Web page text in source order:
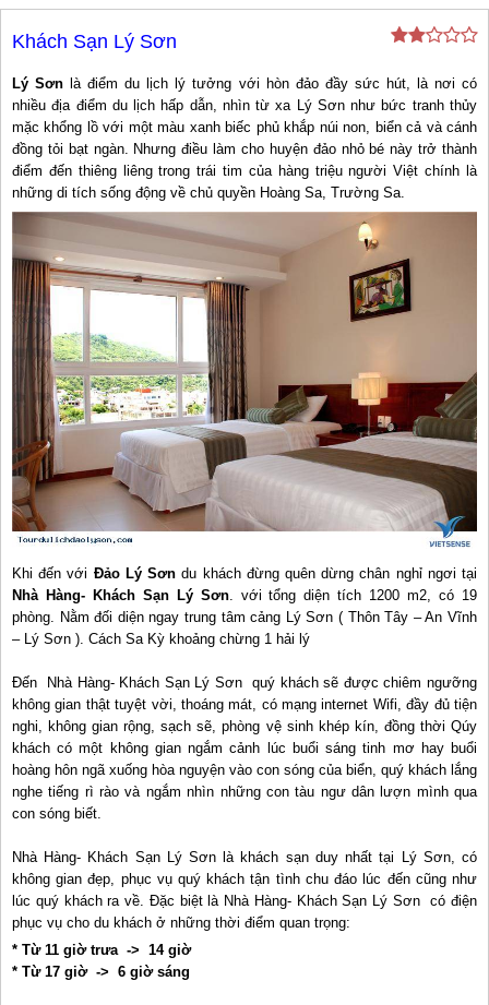
Khách Sạn Lý Sơn
Lý Sơn là điểm du lịch lý tưởng với hòn đảo đầy sức hút, là nơi có
nhiều địa điểm du lịch hấp dẫn, nhìn từ xa Lý Sơn như bức tranh thủy
mặc khổng lồ với một màu xanh biếc phủ khắp núi non, biển cả và cánh
đồng tỏi bạt ngàn. Nhưng điều làm cho huyện đảo nhỏ bé này trở thành
điểm đến thiêng liêng trong trái tim của hàng triệu người Việt chính là
những di tích sống động về chủ quyền Hoàng Sa, Trường Sa.
Khi đến với Đảo Lý Sơn du khách đừng quên dừng chân nghỉ ngơi tại
Nhà Hàng- Khách Sạn Lý Sơn. với tổng diện tích 1200 m2, có 19
phòng. Nằm đối diện ngay trung tâm cảng Lý Sơn ( Thôn Tây – An Vĩnh
– Lý Sơn ). Cách Sa Kỳ khoảng chừng 1 hải lý
Đến Nhà Hàng- Khách Sạn Lý Sơn quý khách sẽ được chiêm ngưỡng
không gian thật tuyệt vời, thoáng mát, có mạng internet Wifi, đầy đủ tiện
nghi, không gian rộng, sạch sẽ, phòng vệ sinh khép kín, đồng thời Qúy
khách có một không gian ngắm cảnh lúc buổi sáng tinh mơ hay buổi
hoàng hôn ngã xuống hòa nguyện vào con sóng của biển, quý khách lắng
nghe tiếng rì rào và ngắm nhìn những con tàu ngư dân lượn mình qua
con sóng biết.
Nhà Hàng- Khách Sạn Lý Sơn là khách sạn duy nhất tại Lý Sơn, có
không gian đẹp, phục vụ quý khách tận tình chu đáo lúc đến cũng như
lúc quý khách ra về. Đặc biệt là Nhà Hàng- Khách Sạn Lý Sơn có điện
phục vụ cho du khách ở những thời điểm quan trọng:
* Từ 11 giờ trưa -> 14 giờ
* Từ 17 giờ -> 6 giờ sáng